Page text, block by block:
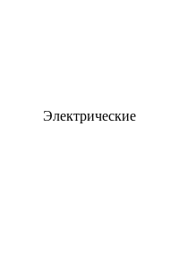
Электрические